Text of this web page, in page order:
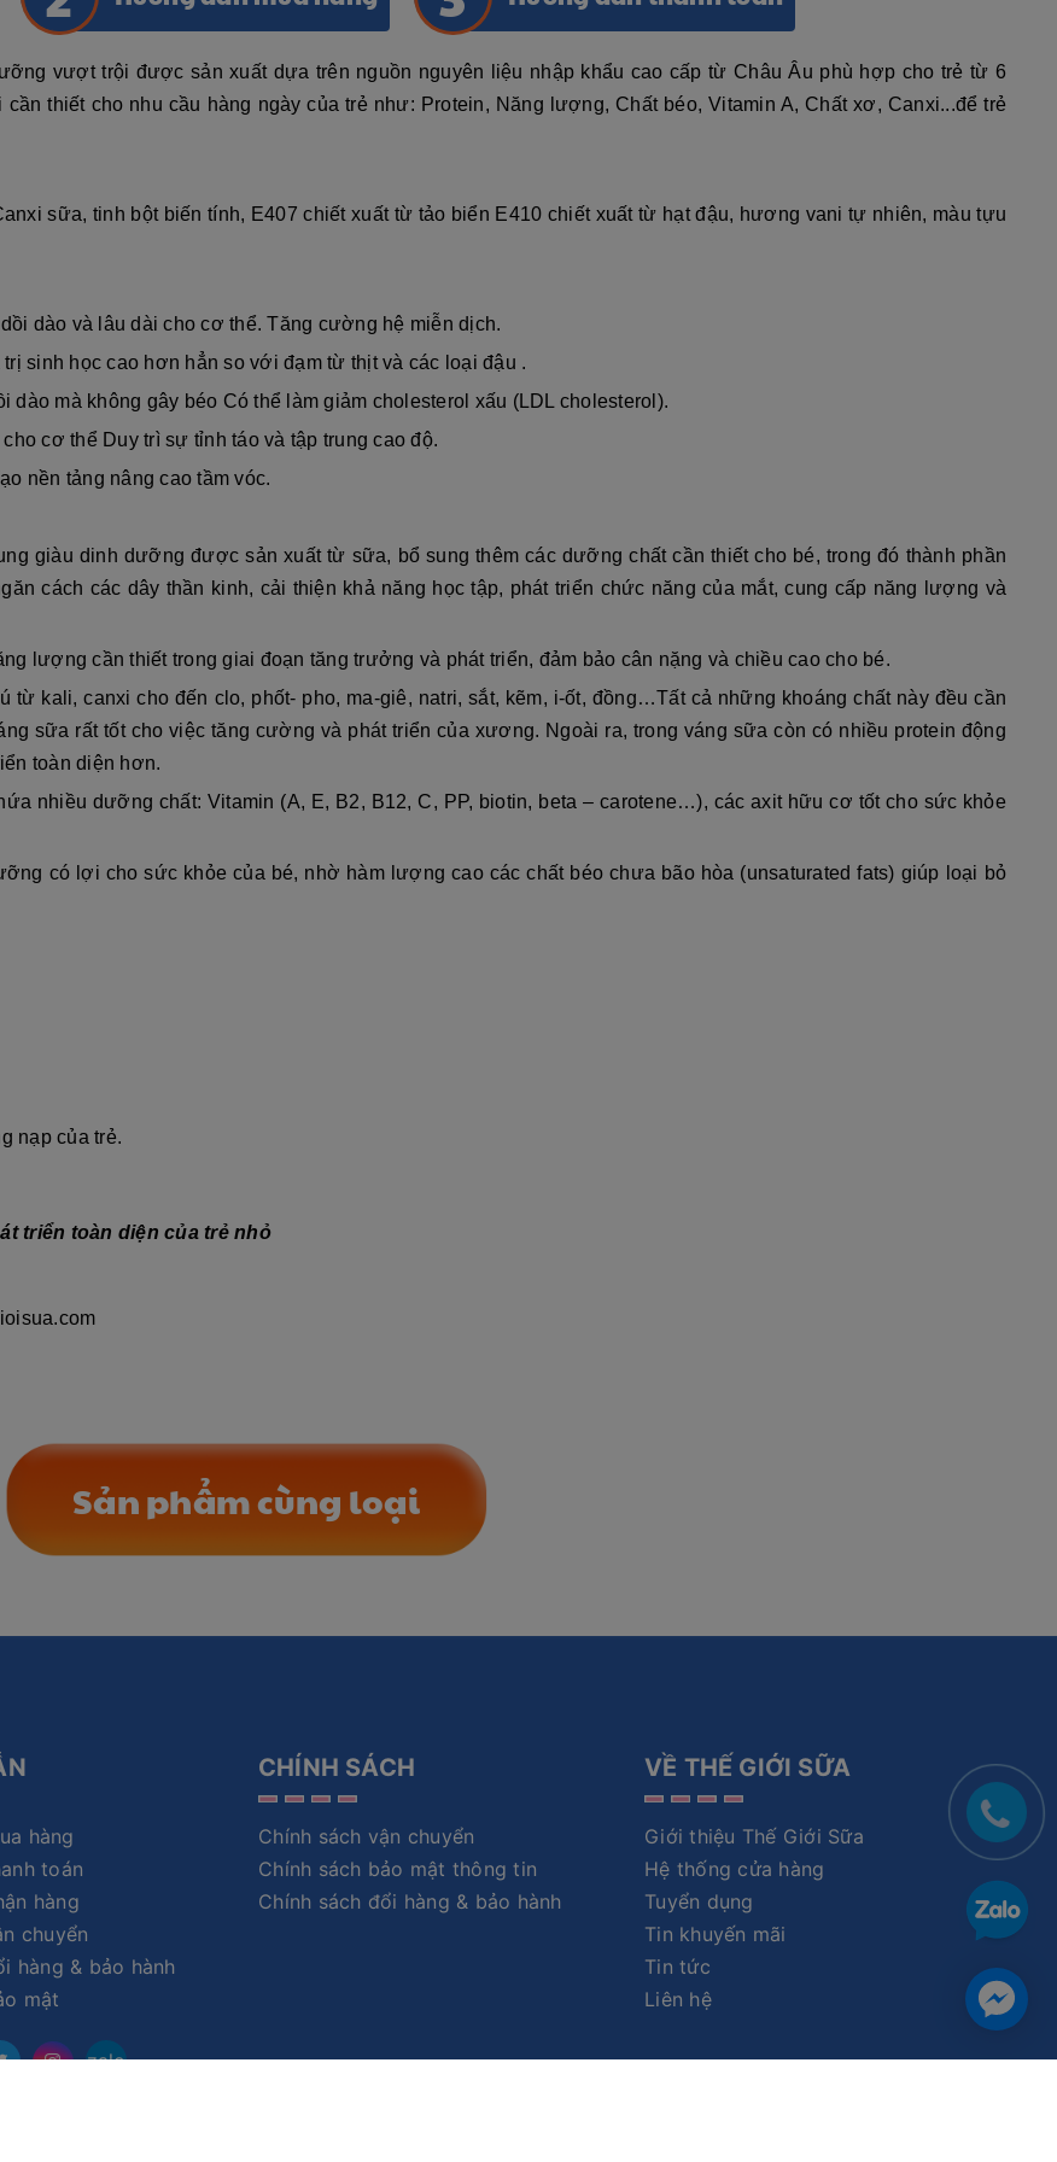
vượt trội được sản xuất dựa trên nguồn nguyên liệu nhập khẩu cao cấp từ Châu Âu phù hợp cho trẻ từ 6
thiết cho nhu cầu hàng ngày của trẻ như: Protein, Năng lượng, Chất béo, Vitamin A, Chất xơ, Canxi...để trẻ
sữa, tinh bột biến tính, E407 chiết xuất từ tảo biển E410 chiết xuất từ hạt đậu, hương vani tự nhiên, màu tựu
dào và lâu dài cho cơ thể. Tăng cường hệ miễn dịch.
sinh học cao hơn hẳn so với đạm từ thịt và các loại đậu .
dào mà không gây béo Có thể làm giảm cholesterol xấu (LDL cholesterol).
cơ thể Duy trì sự tỉnh táo và tập trung cao độ.
nền tảng nâng cao tầm vóc.
giàu dinh dưỡng được sản xuất từ sữa, bổ sung thêm các dưỡng chất cần thiết cho bé, trong đó thành phần
cách các dây thần kinh, cải thiện khả năng học tập, phát triển chức năng của mắt, cung cấp năng lượng và
lượng cần thiết trong giai đoạn tăng trưởng và phát triển, đảm bảo cân nặng và chiều cao cho bé.
từ kali, canxi cho đến clo, phốt- pho, ma-giê, natri, sắt, kẽm, i-ốt, đồng…Tất cả những khoáng chất này đều cần
sữa rất tốt cho việc tăng cường và phát triển của xương. Ngoài ra, trong váng sữa còn có nhiều protein động
toàn diện hơn.
nhiều dưỡng chất: Vitamin (A, E, B2, B12, C, PP, biotin, beta – carotene…), các axit hữu cơ tốt cho sức khỏe
có lợi cho sức khỏe của bé, nhờ hàm lượng cao các chất béo chưa bão hòa (unsaturated fats) giúp loại bỏ
nạp của trẻ.
triển toàn diện của trẻ nhỏ
Sản phẩm cùng loại
hàng
toán
hàng
chuyển
hàng & bảo hành
mật
zalo
CHÍNH SÁCH
Chính sách vận chuyển
Chính sách bảo mật thông tin
Chính sách đổi hàng & bảo hành
VỀ THẾ GIỚI SỮA
Giới thiệu Thế Giới Sữa
Hệ thống cửa hàng
Tuyển dụng
Tin khuyến mãi
Tin tức
Liên hệ